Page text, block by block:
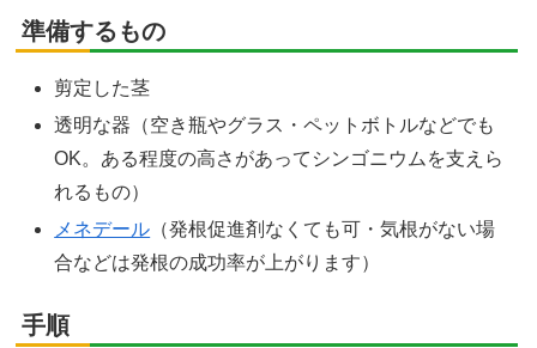
準備するもの
剪定した茎
透明な器（空き瓶やグラス・ペットボトルなどでも
OK。ある程度の高さがあってシンゴニウムを支えら
れるもの）
メネデール （発根促進剤なくても可・気根がない場
合などは発根の成功率が上がります）
手順